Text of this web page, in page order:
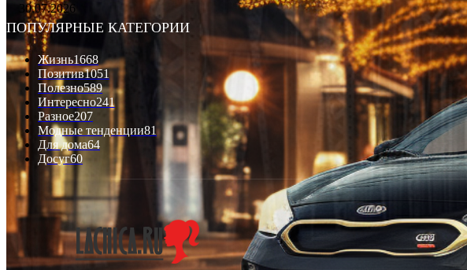
30.07.2026
ПОПУЛЯРНЫЕ КАТЕГОРИИ
Жизнь1668
Позитив1051
Полезно589
Интересно241
Разное207
Модные тенденции81
Для дома64
Досуг60